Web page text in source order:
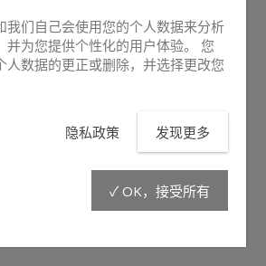
E500
我们自己会使用您的个人数据来分析
并为您提供个性化的用户体验。 您
人数据的更正或删除，并选择更改您
隐私政策 发现更多
✓ OK，接受所有